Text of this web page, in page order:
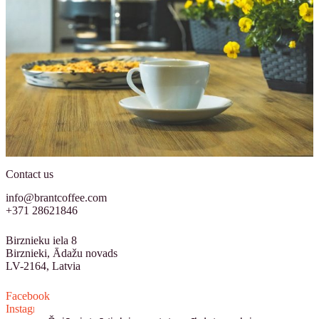
Contact us
info@brantcoffee.com
+371 28621846
Birznieku iela 8
Birznieki, Ādažu novads
LV-2164, Latvia
Facebook
Instagram